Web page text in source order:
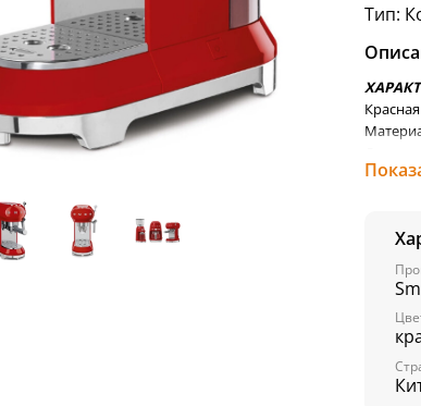
Тип:
Красная
3
1
Лоток